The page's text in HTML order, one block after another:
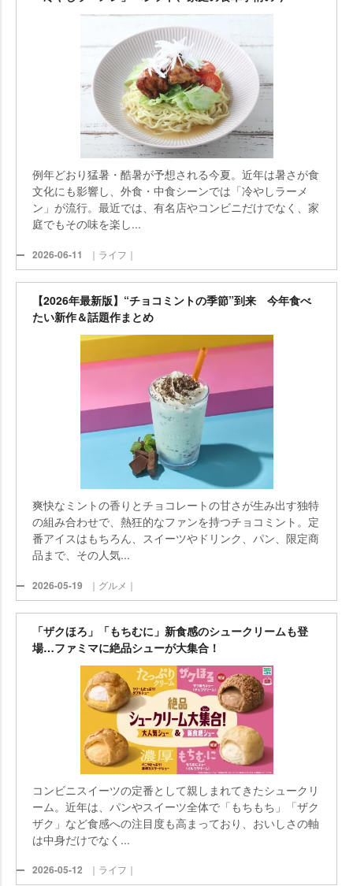
例年どおり猛暑・酷暑が予想される今夏。近年は暑さが食
文化にも影響し、外食・中食シーンでは「冷やしラーメ
ン」が流行。最近では、有名店やコンビニだけでなく、家
庭でもその味を楽し...
2026-06-11 ｜ライフ｜
【2026年最新版】“チョコミントの季節”到来 今年食べ
たい新作＆話題作まとめ
爽快なミントの香りとチョコレートの甘さが生み出す独特
の組み合わせで、熱狂的なファンを持つチョコミント。定
番アイスはもちろん、スイーツやドリンク、パン、限定商
品まで、その人気...
2026-05-19 ｜グルメ｜
「ザクほろ」「もちむに」新食感のシュークリームも登
場…ファミマに絶品シューが大集合！
コンビニスイーツの定番として親しまれてきたシュークリ
ーム。近年は、パンやスイーツ全体で「もちもち」「ザク
ザク」など食感への注目度も高まっており、おいしさの軸
は中身だけでなく...
2026-05-12 ｜ライフ｜